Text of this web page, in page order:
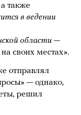
также
в ведении
области —
своих местах».
отправлял
— однако,
решил